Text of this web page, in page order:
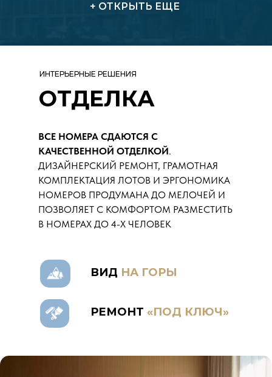
+ ОТКРЫТЬ ЕЩЕ
РЕМОНТ «ПОД КЛЮЧ»
ВИД НА ГОРЫ
ОТДЕЛКА
ИНТЕРЬЕРНЫЕ РЕШЕНИЯ
ВСЕ НОМЕРА СДАЮТСЯ С
КАЧЕСТВЕННОЙ ОТДЕЛКОЙ.
ДИЗАЙНЕРСКИЙ РЕМОНТ, ГРАМОТНАЯ
КОМПЛЕКТАЦИЯ ЛОТОВ И ЭРГОНОМИКА
НОМЕРОВ ПРОДУМАНА ДО МЕЛОЧЕЙ И
ПОЗВОЛЯЕТ С КОМФОРТОМ РАЗМЕСТИТЬ
В НОМЕРАХ ДО 4-Х ЧЕЛОВЕК